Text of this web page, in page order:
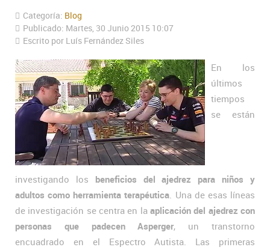
Categoría: Blog
Publicado: Martes, 30 Junio 2015 10:07
Escrito por Luís Fernández Siles
En los
últimos
tiempos
se están
investigando los beneficios del ajedrez para niños y
adultos como herramienta terapéutica . Una de esas líneas
de investigación se centra en la aplicación del ajedrez con
personas que padecen Asperger, un transtorno
encuadrado en el Espectro Autista. Las primeras